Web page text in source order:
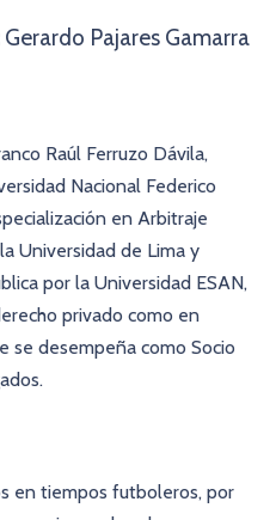
Gerardo Pajares Gamarra
Raúl Ferruzo Dávila,
Nacional Federico
en Arbitraje
Universidad de Lima y
por la Universidad ESAN,
privado como en
se desempeña como Socio
en tiempos futboleros, por